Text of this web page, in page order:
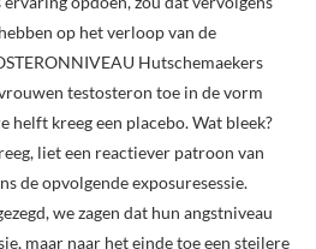
op het verloop van de
Hutschemaekers
testosteron toe in de vorm
helft kreeg een placebo. Wat bleek?
liet een reactiever patroon van
de opvolgende exposuresessie.
we zagen dat hun angstniveau
maar naar het einde toe een steilere